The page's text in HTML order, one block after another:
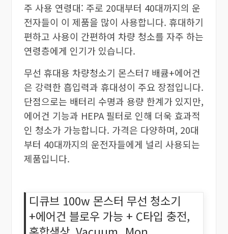
주 사용 연령대: 주로 20대부터 40대까지의 운
전자들이 이 제품을 많이 사용합니다. 휴대하기
편하고 사용이 간편하여 차량 청소를 자주 하는
연령층에게 인기가 있습니다.
무선 휴대용 차량청소기 몬스터7 배큠+에어건
은 강력한 흡입력과 휴대성이 주요 장점입니다.
단점으로는 배터리 수명과 용량 한계가 있지만,
에어건 기능과 HEPA 필터로 인해 더욱 효과적
인 청소가 가능합니다. 가격은 다양하며, 20대
부터 40대까지의 운전자들에게 널리 사용되는
제품입니다.
디큐브 100w 몬스터 무선 청소기
+에어건 블로우 가능 + C타입 충전,